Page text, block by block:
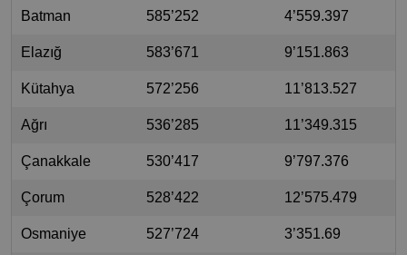
Batman 585’252 4’559.397
Elazığ 583’671 9’151.863
Kütahya 572’256 11’813.527
Ağrı 536’285 11’349.315
Çanakkale 530’417 9’797.376
Çorum 528’422 12’575.479
Osmaniye 527’724 3’351.69